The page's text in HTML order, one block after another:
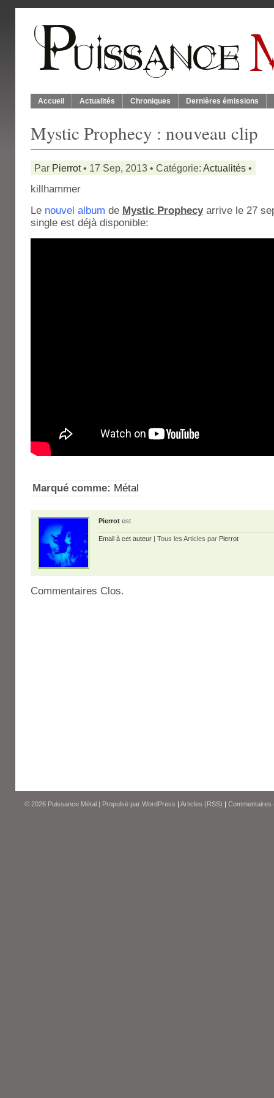
Accueil Actualités Chroniques Dernières émissions
Mystic Prophecy : nouveau clip
Par Pierrot• 17 Sep, 2013 • Catégorie: Actualités •
killhammer
Le nouvel album de Mystic Prophecyarrive le 27
single est déjà disponible:
Marqué comme: Métal
Pierrot est
Email à cet auteur | Tous les Articles par Pierrot
Commentaires Clos.
© 2026 Puissance Métal | Propulsé par WordPress | Articles (RSS) | Commentaires